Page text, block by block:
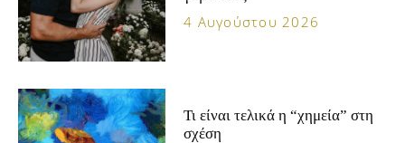
4 Αυγούστου 2026
Τι είναι τελικά η “χημεία” στη
σχέση